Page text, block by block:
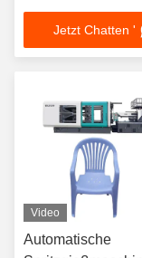
30-50 mm
Jetzt Chatten '
Video
Automatische